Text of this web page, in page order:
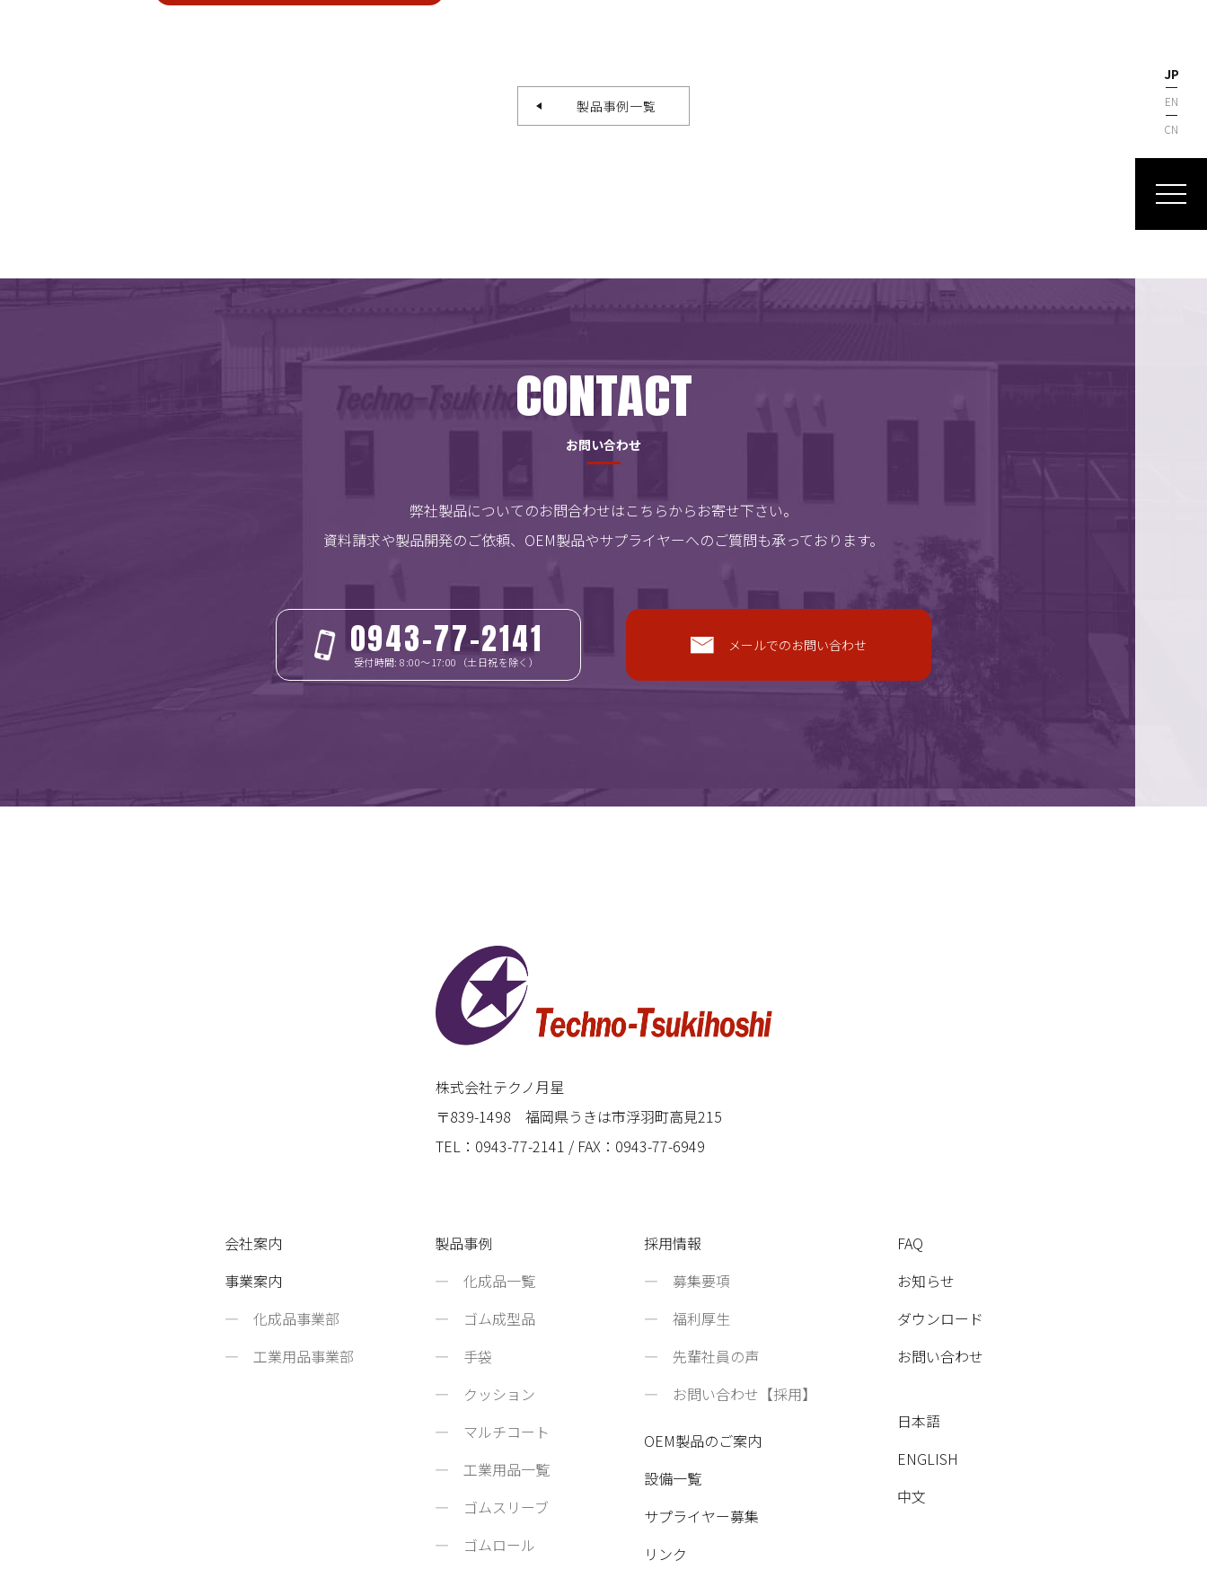
製品事例一覧
CONTACT
お問い合わせ
弊社製品についてのお問合わせはこちらからお寄せ下さい。
資料請求や製品開発のご依頼、OEM製品やサプライヤーへのご質問も承っております。
0943-77-2141
受付時間: 8:00～17:00（土日祝を除く）
メールでのお問い合わせ
株式会社テクノ月星
〒839-1498 福岡県うきは市浮羽町高見215
TEL：0943-77-2141 / FAX：0943-77-6949
会社案内
事業案内
化成品事業部
工業用品事業部
製品事例
化成品一覧
ゴム成型品
手袋
クッション
マルチコート
工業用品一覧
ゴムスリーブ
ゴムロール
採用情報
募集要項
福利厚生
先輩社員の声
お問い合わせ【採用】
OEM製品のご案内
設備一覧
サプライヤー募集
リンク
FAQ
お知らせ
ダウンロード
お問い合わせ
日本語
ENGLISH
中文
JP
EN
CN